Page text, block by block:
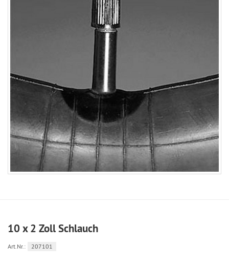
10 x 2 Zoll Schlauch
Art.Nr.: 207101